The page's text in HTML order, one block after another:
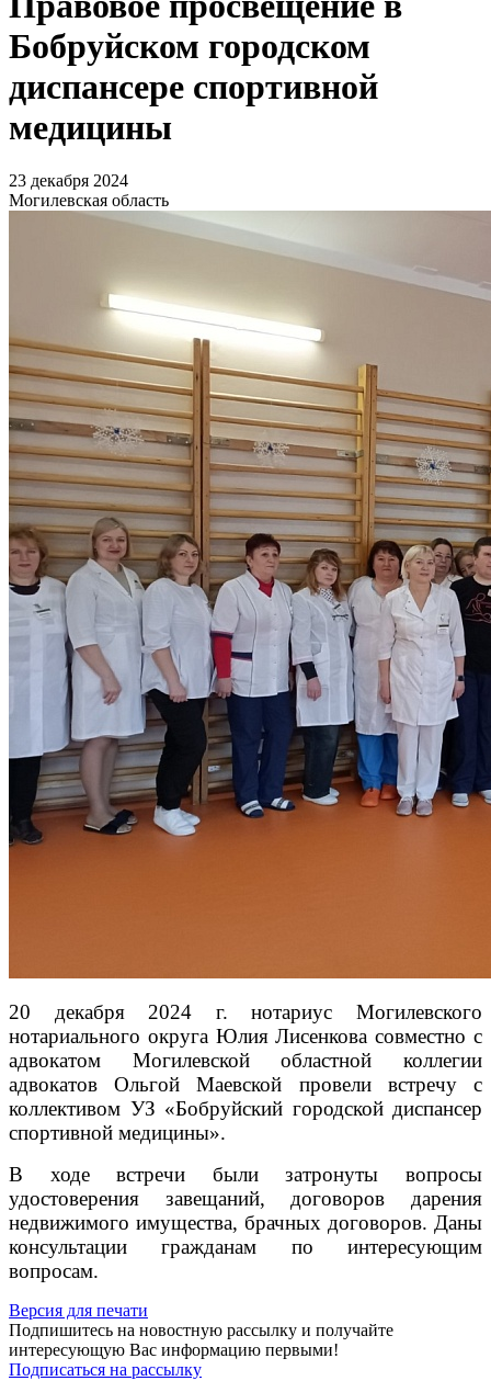
Бобруйском городском
диспансере спортивной
медицины
23 декабря 2024
Могилевская область
20 декабря 2024 г. нотариус Могилевского
нотариального округа Юлия Лисенкова совместно с
адвокатом Могилевской областной коллегии
адвокатов Ольгой Маевской провели встречу с
коллективом УЗ «Бобруйский городской диспансер
спортивной медицины».
В ходе встречи были затронуты вопросы
удостоверения завещаний, договоров дарения
недвижимого имущества, брачных договоров. Даны
консультации гражданам по интересующим
вопросам.
Версия для печати
Подпишитесь на новостную рассылку и получайте
интересующую Вас информацию первыми!
Подписаться на рассылку